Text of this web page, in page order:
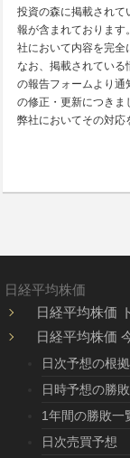
投資の森に掲載されて
報が含まれております
社において内容を完全
なお、掲載されている
の報告フォームより通
の修正・更新につきま
弊社においてその対応
日経平均株価
日経平均株価
日経平均株価
日次予想の根拠
日時予想の勝
1年間の勝敗一
日次売買予想